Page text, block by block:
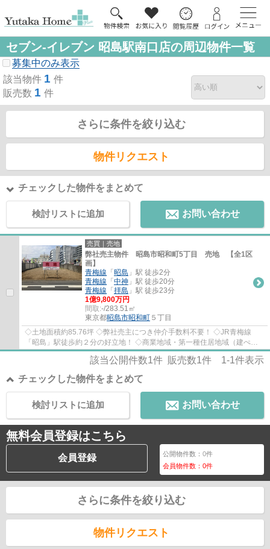
セブン-イレブン 昭島駅南口店の周辺物件一覧
募集中のみ表示
該当物件 1 件
販売数 1 件
さらに条件を絞り込む
物件リクエスト
チェックした物件をまとめて
検討リストに追加 お問い合わせ
売買｜売地
弊社売主物件 昭島市昭和町5丁目 売地 【全1区
画】
青梅線 「 昭島 」駅 徒歩2分
青梅線 「 中神 」駅 徒歩20分
青梅線 「 拝島 」駅 徒歩23分
1億9,800万円
間取:-/283.51㎡
東京都昭島市昭和町 ５丁目
◇土地面積約85.76坪 ◇弊社売主につき仲介手数料不要！ ◇JR青梅線
「昭島」駅徒歩約２分の好立地！ ◇商業地域・第一種住居地域（建ぺい
率80％・60％／容積率400％・200％） 収益物件、...
該当公開件数1件 販売数1件 1-1件表示
チェックした物件をまとめて
お問い合わせ
検討リストに追加
無料会員登録はこちら
会員登録 公開物件数：0件
会員物件数：0件
さらに条件を絞り込む
物件リクエスト